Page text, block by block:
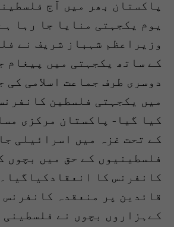
پاکستان بھر میں آج
یوم یکجہتی منایا جا رہا
وزیراعظم شہباز شریف نے
کے ساتھ یکجہتی میں پیغام
دوسری طرف جماعت اسلامی کی
میں یکجہتی فلسطین
کیا گیا- پاکستان مرکزی
کے تحت غزہ میں اسرائیلی
فلسطینیوں کے حق میں بچوں
کانفرنس کا انعقادکیاگیا۔
قائدین پر منعقدہ کانفرنس
کےہزاروں بچوں نے فلسطینی